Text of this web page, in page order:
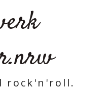
rock'n'roll.